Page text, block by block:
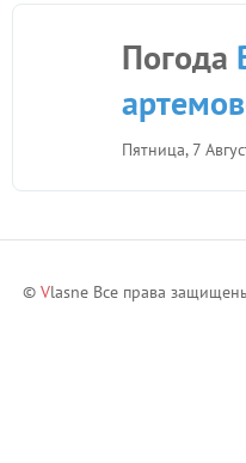
Погода
Пятница, 7
© Vlasne Все права